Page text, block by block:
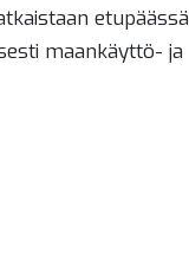
etupäässä
maankäyttö- ja